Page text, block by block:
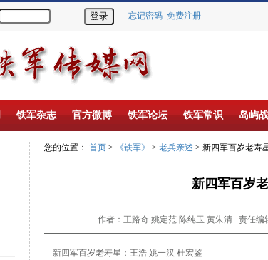
忘记密码 免费注册
铁军杂志 官方微博 铁军论坛 铁军常识 岛屿
您的位置： 首页 > 《铁军》 > 老兵亲述 > 新四军百岁老寿
新四军百岁
作者：王路奇 姚定范 陈纯玉 黄朱清 责任
新四军百岁老寿星：王浩 姚一汉 杜宏鉴